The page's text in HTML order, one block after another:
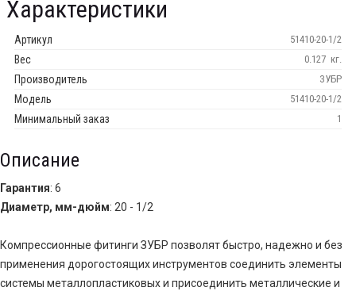
Характеристики
Артикул 51410-20-1/2
Вес кг.
0.127
Производитель ЗУБР
Модель 51410-20-1/2
Минимальный заказ 1
Описание
Гарантия: 6
Диаметр, мм-дюйм: 20 - 1/2
Компрессионные фитинги ЗУБР позволят быстро, надежно и без
применения дорогостоящих инструментов соединить элементы
системы металлопластиковых и присоединить металлические и